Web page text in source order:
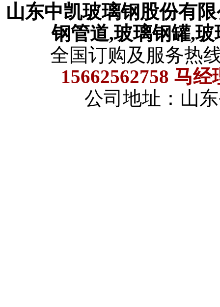
山东中凯玻璃钢股份有
钢管道,玻璃钢罐,
全国订购及服务热
15662562758 马
公司地址：山